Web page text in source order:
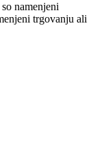
namenjeni
trgovanju ali